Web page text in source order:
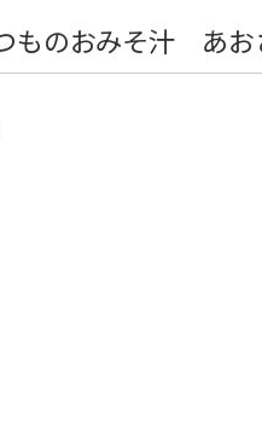
ものおみそ汁 あ